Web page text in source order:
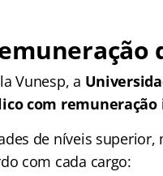
Vunesp, a
com remuneração
de níveis
com cada cargo: